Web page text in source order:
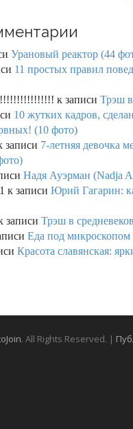
Урановый реактор (44
11 простых правил
к записи Трэш в
10 жутких кадров,
(10 фото)
записи 7-летняя девочка
Надя Ауэрман (Nadja
к записи Юрий Гагарин:
записи Трэш в
Еда под микроскопом
Красота славянская:
. All Rights Reserved. |